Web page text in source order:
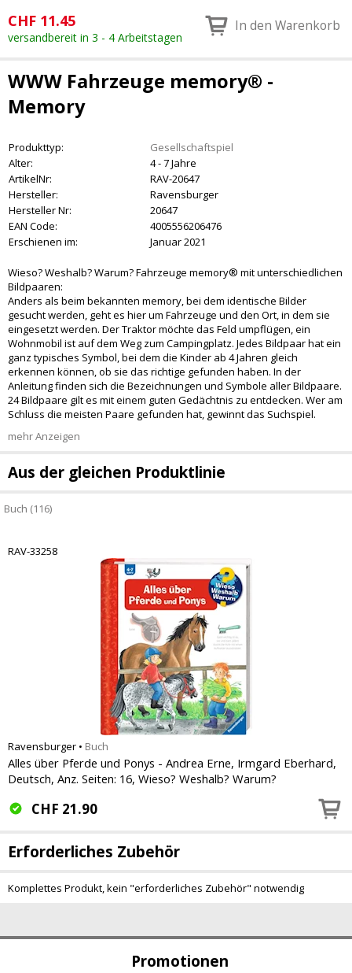
Promotionen
CHF 11.45
versandbereit in 3 - 4 Arbeitstagen
In den Warenkorb
WWW Fahrzeuge memory® -
Memory
Produkttyp:
Gesellschaftspiel
Alter:
4 - 7 Jahre
ArtikelNr:
RAV-20647
Hersteller:
Ravensburger
Hersteller Nr:
20647
EAN Code:
4005556206476
Erschienen im:
Januar 2021
Wieso? Weshalb? Warum? Fahrzeuge memory® mit unterschiedlichen
Bildpaaren:
Anders als beim bekannten memory, bei dem identische Bilder
gesucht werden, geht es hier um Fahrzeuge und den Ort, in dem sie
eingesetzt werden. Der Traktor möchte das Feld umpflügen, ein
Wohnmobil ist auf dem Weg zum Campingplatz. Jedes Bildpaar hat ein
ganz typisches Symbol, bei dem die Kinder ab 4 Jahren gleich
erkennen können, ob sie das richtige gefunden haben. In der
Anleitung finden sich die Bezeichnungen und Symbole aller Bildpaare.
24 Bildpaare gilt es mit einem guten Gedächtnis zu entdecken. Wer am
Schluss die meisten Paare gefunden hat, gewinnt das Suchspiel.
mehr Anzeigen
Aus der gleichen Produktlinie
Buch (116)
RAV-33258
Ravensburger • Buch
Alles über Pferde und Ponys - Andrea Erne, Irmgard Eberhard,
Deutsch, Anz. Seiten: 16, Wieso? Weshalb? Warum?
CHF 21.90
Erforderliches Zubehör
Komplettes Produkt, kein "erforderliches Zubehör" notwendig